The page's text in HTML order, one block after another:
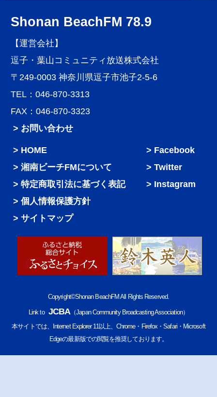
Shonan BeachFM 78.9
【運営会社】
逗子・葉山コミュニティ放送株式会社
〒249-0003 神奈川県逗子市池子2-5-6
TEL：046-870-3313
FAX：046-870-3323
> お問い合わせ
HOME
湘南ビーチFMについて
特定商取引法に基づく表記
個人情報保護方針
サイトマップ
Facebook
Twitter
Instagram
Copyright©Shonan BeachFM All Rights Reserved.
Link to JCBA（Japan Community Broadcasting Association）
本サイトでは、Internet Explorer 11以上、Chrome・Firefox・Safari・Microsoft
Edgeの最新版での閲覧を推奨しております。